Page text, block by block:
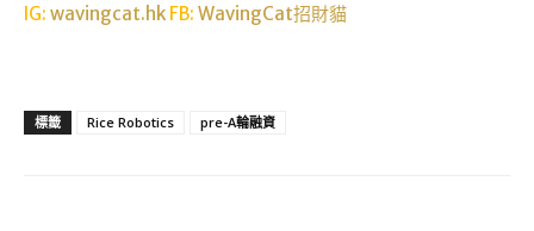
IG: wavingcat.hk FB: WavingCat招財貓
標籤 Rice Robotics pre-A輪融資